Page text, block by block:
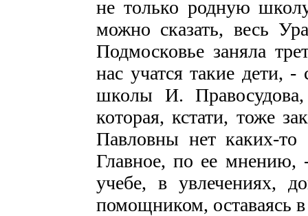
не только родную
можно сказать, весь
Подмосковье заняла
нас учатся такие дети, -
школы И.
которая, кстати, тоже
Павловны нет каких-то
Главное, по ее мнению,
учебе, в увлечениях,
помощником, оставаясь